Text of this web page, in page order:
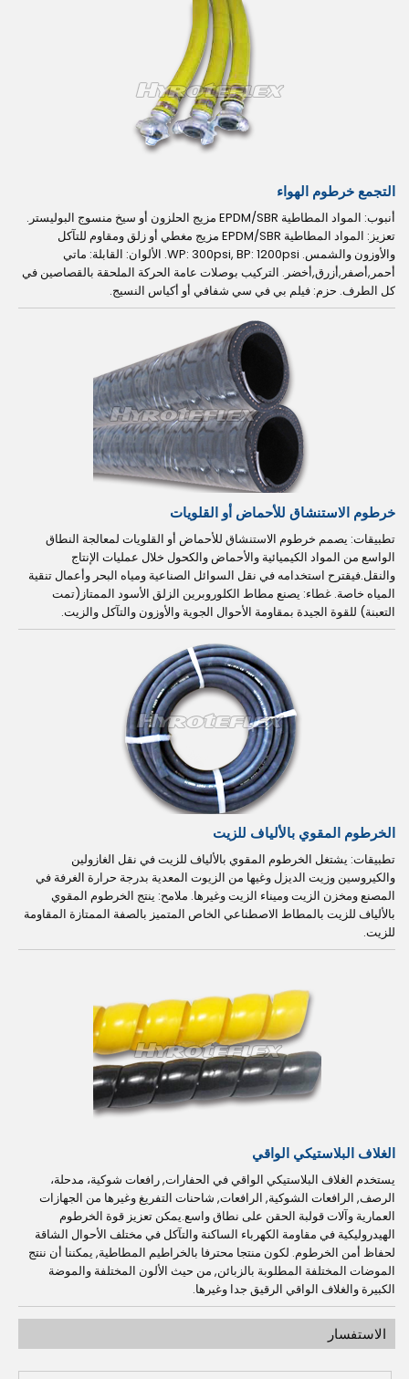
التجمع خرطوم الهواء
أنبوب: المواد المطاطية EPDM/SBR مزيج الحلزون أو سيخ منسوج البوليستر.
تعزيز: المواد المطاطية EPDM/SBR مزيج مغطي أو زلق ومقاوم للتآكل
والأوزون والشمس. WP: 300psi, BP: 1200psi. الألوان: القابلة: ماتي
أحمر,أصفر,أزرق,أخضر. التركيب بوصلات عامة الحركة الملحقة بالقصاصين في
كل الطرف. حزم: فيلم بي في سي شفافي أو أكياس النسيج.
خرطوم الاستنشاق للأحماض أو القلويات
تطبيقات: يصمم خرطوم الاستنشاق للأحماض أو القلويات لمعالجة النطاق
الواسع من المواد الكيميائية والأحماض والكحول خلال عمليات الإنتاج
والنقل.فيقترح استخدامه في نقل السوائل الصناعية ومياه البحر وأعمال تنقية
المياه خاصة. غطاء: يصنع مطاط الكلوروبرين الزلق الأسود الممتاز(تمت
التعبنة) للقوة الجيدة بمقاومة الأحوال الجوية والأوزون والتآكل والزيت.
الخرطوم المقوي بالألياف للزيت
تطبيقات: يشتغل الخرطوم المقوي بالألياف للزيت في نقل الغازولين
والكيروسين وزيت الديزل وغيها من الزيوت المعدية بدرجة حرارة الغرفة في
المصنع ومخزن الزيت وميناء الزيت وغيرها. ملامح: ينتج الخرطوم المقوي
بالألياف للزيت بالمطاط الاصطناعي الخاص المتميز بالصفة الممتازة المقاومة
للزيت.
الغلاف البلاستيكي الواقي
يستخدم الغلاف البلاستيكي الواقي في الحفارات, رافعات شوكية، مدحلة،
الرصف, الرافعات الشوكية, الرافعات, شاحنات التفريغ وغيرها من الجهازات
العمارية وآلات قولبة الحقن على نطاق واسع.يمكن تعزيز قوة الخرطوم
الهيدروليكية في مقاومة الكهرباء الساكنة والتآكل في مختلف الأحوال الشاقة
لحفاظ أمن الخرطوم. لكون منتجا محترفا بالخراطيم المطاطية, يمكننا أن ننتج
الموضات المختلفة المطلوبة بالزبائن, من حيث الألون المختلفة والموضة
الكبيرة والغلاف الواقي الرقيق جدا وغيرها.
الاستفسار